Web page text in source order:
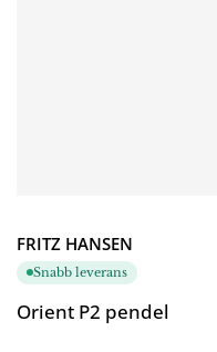
FRITZ HANSEN
Snabb leverans
Orient P2 pendel